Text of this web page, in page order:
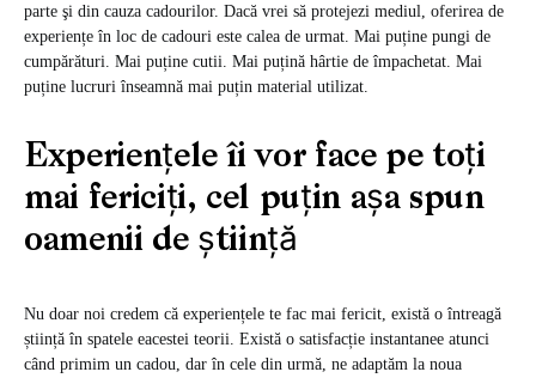
parte şi din cauza cadourilor. Dacă vrei să protejezi mediul, oferirea de
experiențe în loc de cadouri este calea de urmat. Mai puține pungi de
cumpărături. Mai puține cutii. Mai puțină hârtie de împachetat. Mai
puține lucruri înseamnă mai puțin material utilizat.
Experienţele îi vor face pe toți
mai fericiți, cel puțin așa spun
oamenii de știință
Nu doar noi credem că experiențele te fac mai fericit, există o întreagă
știință în spatele eacestei teorii. Există o satisfacție instantanee atunci
când primim un cadou, dar în cele din urmă, ne adaptăm la noua